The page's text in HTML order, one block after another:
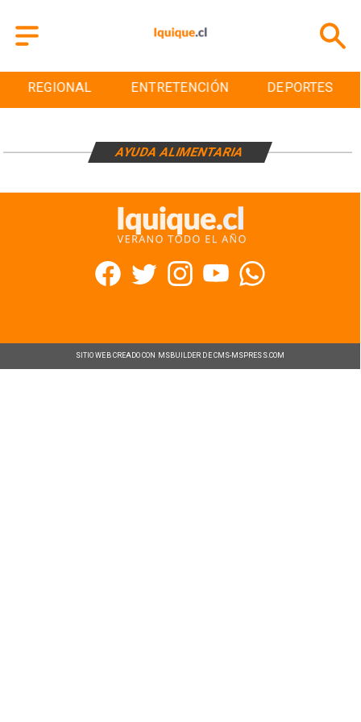
REGIONAL ENTRETENCIÓN DEPORTES
AYUDA ALIMENTARIA
SITIO WEB CREADO CON MSBUILDER DE CMS-MSPRESS.COM